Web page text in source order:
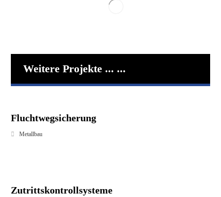
Weitere Projekte ... ...
Fluchtwegsicherung
Metallbau
Zutrittskontrollsysteme